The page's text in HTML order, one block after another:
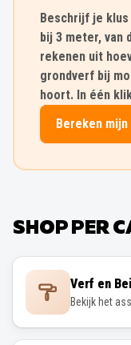
Beschrijf je klus
bij 3 meter, van
rekenen uit
grondverf bij
hoort. In één
Bereken
SHOP PER
Verf en
Bekijk het